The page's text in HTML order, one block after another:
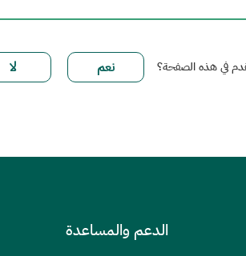
في هذه الصفحة؟
الدعم والمساعدة